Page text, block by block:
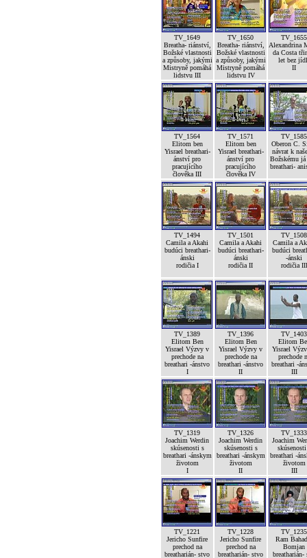
TV_1649
Breatha- riánství,
Božské vlastnosti
a způsoby, jakými
Mistryně pomáhá
lidstvu III
TV_1650
Breatha- riánství,
Božské vlastnosti
a způsoby, jakými
Mistryně pomáhá
lidstvu IV
TV_1655
Alexandrina
da Costa
let bez
II
TV_1564
Elitom ben
Yisrael breathari-
ánství pro
pracujícího
člověka III
TV_1571
Elitom ben
Yisrael breathari-
ánství pro
pracujícího
člověka IV
TV_1585
Oberon C.
návrat k
Božskému já
breathari-
TV_1494
Camila a Akahi
budúci breathari-
ánski
rodičia I
TV_1501
Camila a Akahi
budúci breathari-
ánski
rodičia II
TV_1508
Camila a
budúci
-ánski
rodičia III
TV_1389
Elitom Ben
Yisrael Výzvy v
prechode na
breathari -ánstvo
I
TV_1396
Elitom Ben
Yisrael Výzvy v
prechode na
breathari -ánstvo
II
TV_1403
Elitom
Yisrael
prechode
breathari -
III
TV_1319
Joachim Werdin
skúsenosti s
breathari -ánskym
životom
I
TV_1326
Joachim Werdin
skúsenosti s
breathari -ánskym
životom
II
TV_1333
Joachim
breathari -
životom
III
TV_1221
Jericho Sunfire
prechod na
breatharián- stvo
TV_1228
Jericho Sunfire
prechod na
breatharián- stvo
TV_1235
Ram
Bomjan
breatharián-